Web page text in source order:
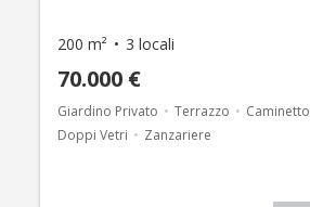
200 m² 3 locali
70.000 €
Giardino Privato Terrazzo Caminetto
Doppi Vetri
Zanzariere